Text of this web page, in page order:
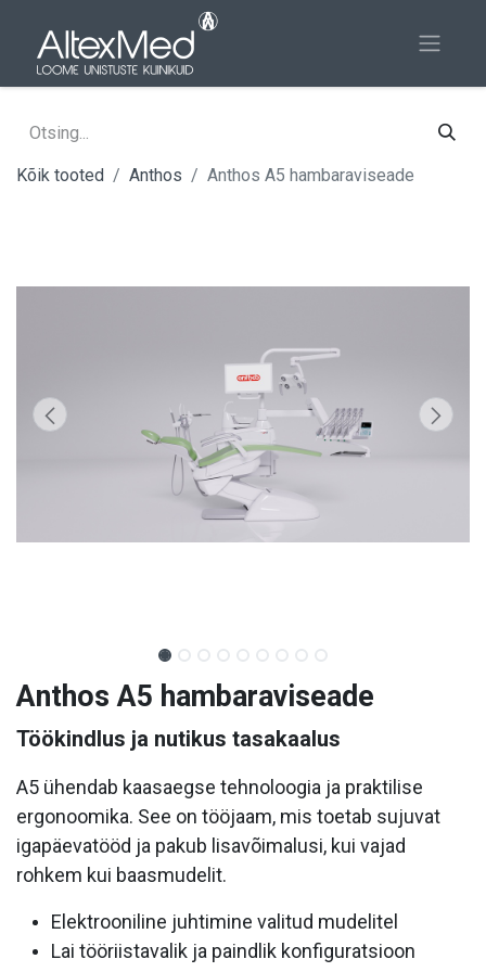
Kõik tooted Anthos Anthos A5 hambaraviseade
Anthos A5 hambaraviseade
Töökindlus ja nutikus tasakaalus
A5 ühendab kaasaegse tehnoloogia ja praktilise
ergonoomika. See on tööjaam, mis toetab sujuvat
igapäevatööd ja pakub lisavõimalusi, kui vajad
rohkem kui baasmudelit.
Elektrooniline juhtimine valitud mudelitel
Lai tööriistavalik ja paindlik konfiguratsioon